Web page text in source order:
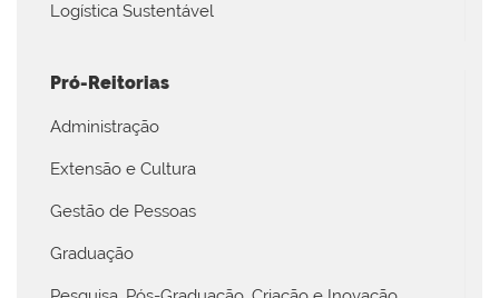
Logística Sustentável
Pró-Reitorias
Administração
Extensão e Cultura
Gestão de Pessoas
Graduação